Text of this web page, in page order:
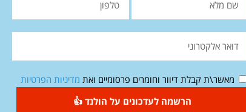
מאשר\ת קבלת דיוור וחומרים פרסומיים ואת מדיניות הפרטיות
הרשמה לעדכונים על הולנד 👍